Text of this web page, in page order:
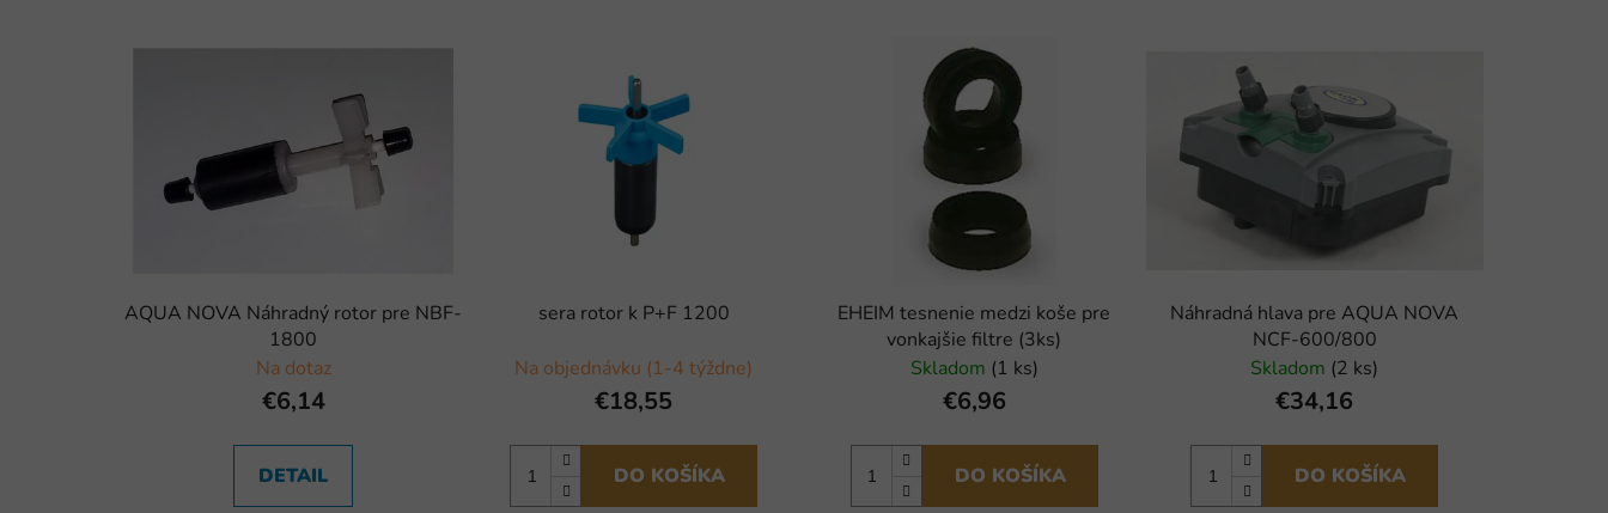
AQUA NOVA Náhradný rotor pre NBF-
1800
Na dotaz
€6,14
DETAIL
sera rotor k P+F 1200
Na objednávku (1-4 týždne)
€18,55
DO KOŠÍKA
EHEIM tesnenie medzi koše pre
vonkajšie filtre (3ks)
Skladom (1 ks)
€6,96
DO KOŠÍKA
Náhradná hlava pre AQUA NOVA
NCF-600/800
Skladom (2 ks)
€34,16
DO KOŠÍKA